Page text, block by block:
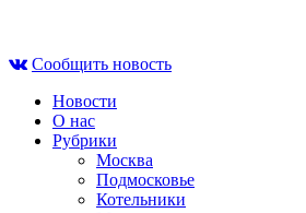
contentСообщить новость
Новости
О нас
Рубрики
Москва
Подмосковье
Котельники